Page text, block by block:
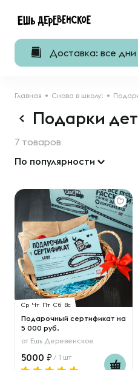
Доставка: все дни
Главная Снова в школу!
Подарки
7 товаров
По популярности
Ср Чт Пт Сб Вс
Подарочный сертификат на
5 000 руб.
от Ешь Деревенское
5000 / 1 шт